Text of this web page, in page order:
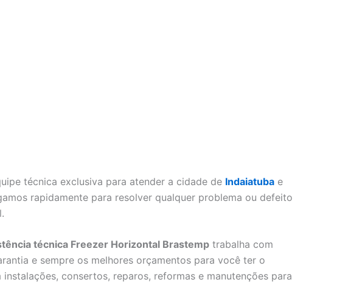
técnica exclusiva para atender a cidade de Indaiatuba e
rapidamente para resolver qualquer problema ou defeito
técnica Freezer Horizontal Brastemp trabalha com
e sempre os melhores orçamentos para você ter o
instalações, consertos, reparos, reformas e manutenções para